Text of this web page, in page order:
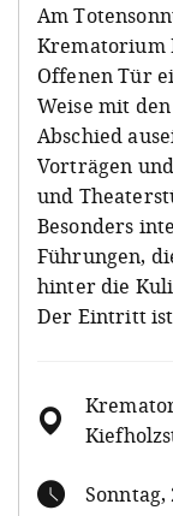
Am
Krematorium
Offenen Tür
Weise mit
Abschied
Vorträgen
und
Besonders
Führungen,
hinter die
Der Eintritt